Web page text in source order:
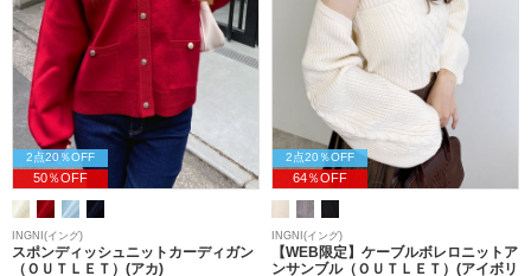
2点20％OFF
50％OFF
INGNI(イング)
スポンディッシュニットカーディガン
（ＯＵＴＬＥＴ）(アカ)
2点20％OFF
64％OFF
INGNI(イング)
【WEB限定】ケーブルボレロニットア
ンサンブル（ＯＵＴＬＥＴ）(アイボリ